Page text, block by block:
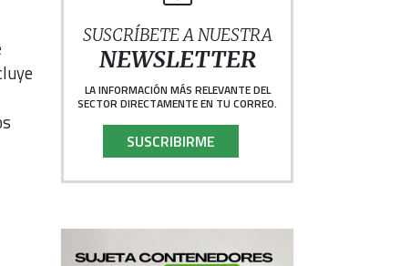
SUSCRÍBETE A NUESTRA
NEWSLETTER
LA INFORMACIÓN MÁS RELEVANTE DEL
SECTOR DIRECTAMENTE EN TU CORREO.
SUSCRIBIRME